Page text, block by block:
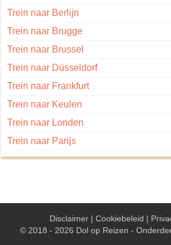
Trein naar Berlijn
Trein naar Brugge
Trein naar Brussel
Trein naar Düsseldorf
Trein naar Frankfurt
Trein naar Keulen
Trein naar Londen
Trein naar Parijs
Disclaimer | Cookiebeleid |
© 2018 - 2026 Dol op Reizen -